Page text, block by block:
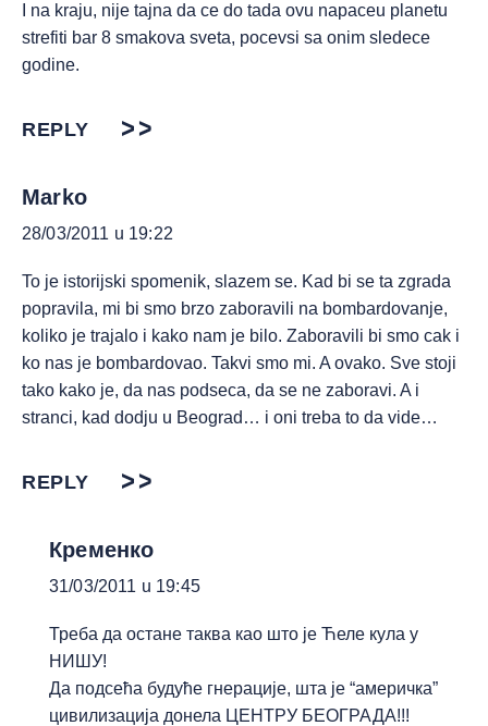
I na kraju, nije tajna da ce do tada ovu napaceu planetu
strefiti bar 8 smakova sveta, pocevsi sa onim sledece
godine.
REPLY
Marko
28/03/2011 u 19:22
To je istorijski spomenik, slazem se. Kad bi se ta zgrada
popravila, mi bi smo brzo zaboravili na bombardovanje,
koliko je trajalo i kako nam je bilo. Zaboravili bi smo cak i
ko nas je bombardovao. Takvi smo mi. A ovako. Sve stoji
tako kako je, da nas podseca, da se ne zaboravi. A i
stranci, kad dodju u Beograd… i oni treba to da vide…
REPLY
Кременко
31/03/2011 u 19:45
Треба да остане таква као што је Ћеле кула у
НИШУ!
Да подсећа будуће гнерације, шта је “америчка”
цивилизација донела ЦЕНТРУ БЕОГРАДА!!!